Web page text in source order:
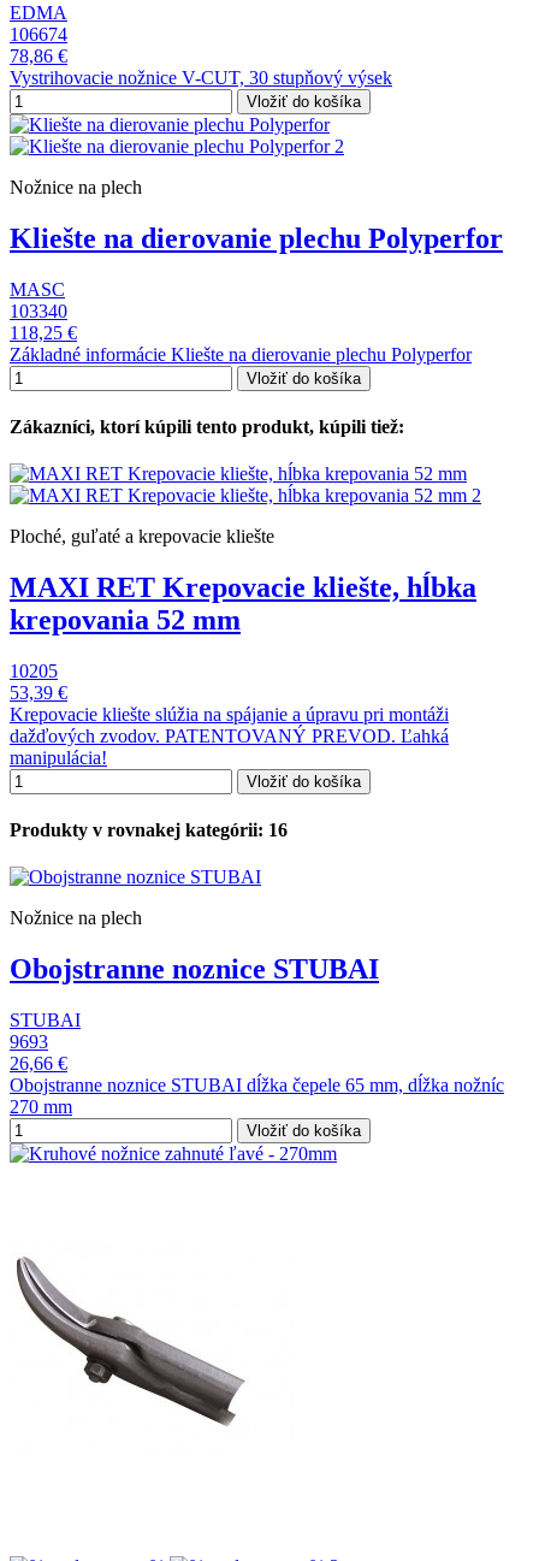
EDMA
106674
78,86 €
Vystrihovacie nožnice V-CUT, 30 stupňový výsek
Vložiť do košíka
Nožnice na plech
Kliešte na dierovanie plechu Polyperfor
MASC
103340
118,25 €
Základné informácie Kliešte na dierovanie plechu Polyperfor
Vložiť do košíka
Zákazníci, ktorí kúpili tento produkt, kúpili tiež:
Ploché, guľaté a krepovacie kliešte
MAXI RET Krepovacie kliešte, hĺbka
krepovania 52 mm
10205
53,39 €
Krepovacie kliešte slúžia na spájanie a úpravu pri montáži
dažďových zvodov. PATENTOVANÝ PREVOD. Ľahká
manipulácia!
Vložiť do košíka
Produkty v rovnakej kategórii: 16
Nožnice na plech
Obojstranne noznice STUBAI
STUBAI
9693
26,66 €
Obojstranne noznice STUBAI dĺžka čepele 65 mm, dĺžka nožníc
270 mm
Vložiť do košíka